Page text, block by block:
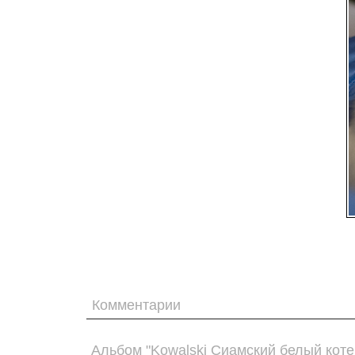
Комментарии
Альбом "Kowalski Сиамский белый